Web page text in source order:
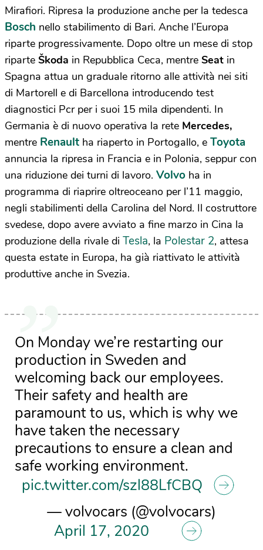
Mirafiori. Ripresa la produzione anche per la tedesca
Bosch nello stabilimento di Bari. Anche l’Europa
riparte progressivamente. Dopo oltre un mese di stop
riparte Škoda in Repubblica Ceca, mentre Seat in
Spagna attua un graduale ritorno alle attività nei siti
di Martorell e di Barcellona introducendo test
diagnostici Pcr per i suoi 15 mila dipendenti. In
Germania è di nuovo operativa la rete Mercedes,
mentre Renault ha riaperto in Portogallo, e Toyota
annuncia la ripresa in Francia e in Polonia, seppur con
una riduzione dei turni di lavoro. Volvo ha in
programma di riaprire oltreoceano per l’11 maggio,
negli stabilimenti della Carolina del Nord. Il costruttore
svedese, dopo avere avviato a fine marzo in Cina la
produzione della rivale di Tesla, la Polestar 2, attesa
questa estate in Europa, ha già riattivato le attività
produttive anche in Svezia.
On Monday we’re restarting our
production in Sweden and
welcoming back our employees.
Their safety and health are
paramount to us, which is why we
have taken the necessary
precautions to ensure a clean and
safe working environment.
pic.twitter.com/szl88LfCBQ
— volvocars (@volvocars)
April 17, 2020